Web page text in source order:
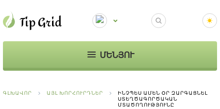
ՄԵՆՅՈՒ
ԳԼԽԱՎՈՐ ԱՅԼ ԽՈՐՀՈՒՐԴՆԵՐ
ԻՆՉՊԵՍ ԱՄԵՆ ՕՐ ԶԱՐԳԱՑՆԵԼ
ՍՏԵՂԾԱԳՈՐԾԱԿԱՆ
ՄՏԱԾՈՂՈՒԹՅՈՒՆԸ